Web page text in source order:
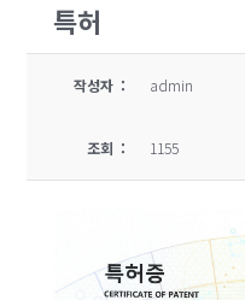
특허
작성자 : admin
조회 : 1155